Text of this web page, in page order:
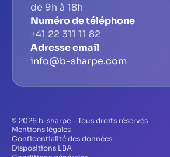
de 9h à 18h
Numéro de téléphone
+41 22 311 11 82
Adresse email
info@b-sharpe.com
© 2026 b-sharpe - Tous droits réservés
Mentions légales
Confidentialité des données
Dispositions LBA